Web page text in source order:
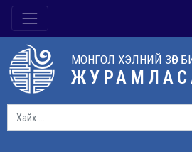
МОНГОЛ ХЭЛНИЙ ЗӨВ